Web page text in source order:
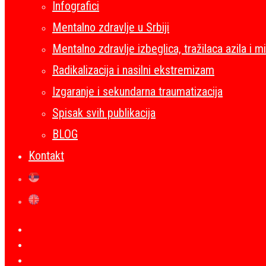
Infografici
Mentalno zdravlje u Srbiji
Mentalno zdravlje izbeglica, tražilaca azila i
Radikalizacija i nasilni ekstremizam
Izgaranje i sekundarna traumatizacija
Spisak svih publikacija
BLOG
Kontakt